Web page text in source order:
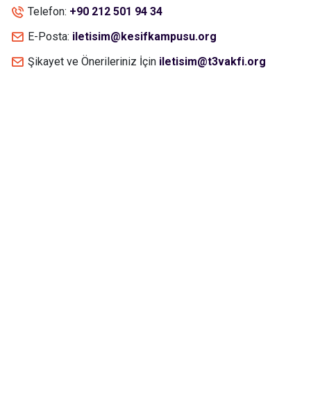
Telefon: +90 212 501 94 34
E-Posta: iletisim@kesifkampusu.org
Şikayet ve Önerileriniz İçin iletisim@t3vakfi.org